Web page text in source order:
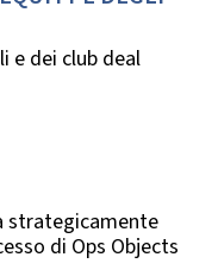
e dei club deal
strategicamente
di Ops Objects